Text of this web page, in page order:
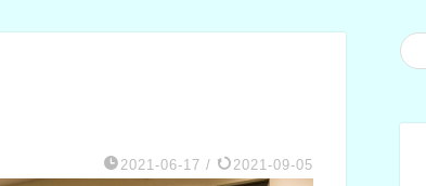
2021-06-17 / 2021-09-05